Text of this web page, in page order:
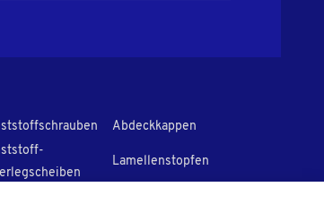
Abdeckkappen
Lamellenstopfen